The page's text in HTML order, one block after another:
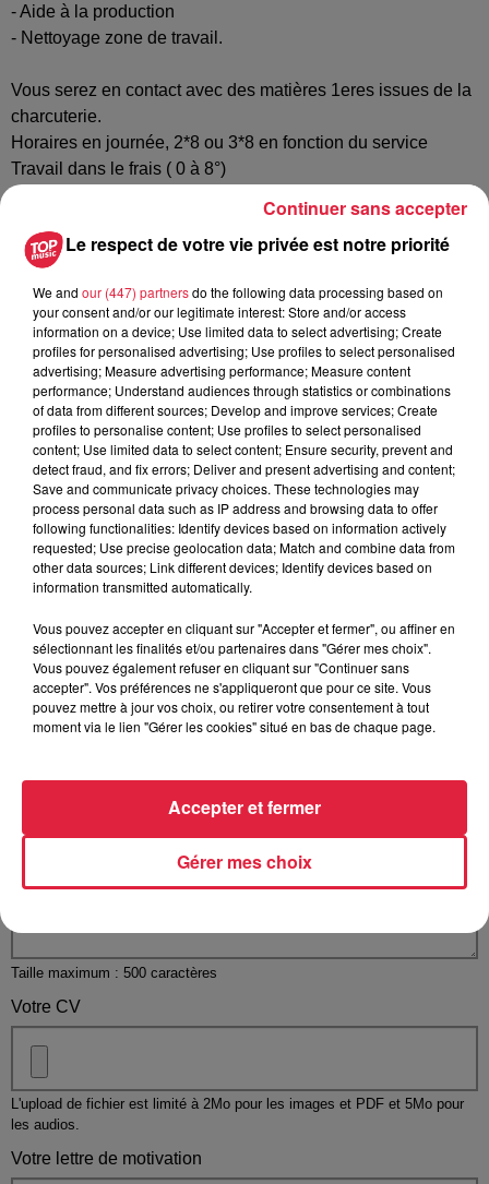
- Aide à la production
- Nettoyage zone de travail.
Vous serez en contact avec des matières 1eres issues de la
charcuterie.
Horaires en journée, 2*8 ou 3*8 en fonction du service
Travail dans le frais ( 0 à 8°)
conditionnement Traiteur H/F
Votre nom*
Votre e-mail*
Votre n° de téléphone*
Taille maximum : 500 caractères
Votre CV
L'upload de fichier est limité à 2Mo pour les images et PDF et 5Mo pour
les audios.
Votre lettre de motivation
Le respect de votre vie privée est notre priorité
We and our (447) partnersdo the following data processing based on
your consent and/or our legitimate interest: Store and/or access
information on a device; Use limited data to select advertising; Create
profiles for personalised advertising; Use profiles to select personalised
advertising; Measure advertising performance; Measure content
performance; Understand audiences through statistics or combinations
of data from different sources; Develop and improve services; Create
profiles to personalise content; Use profiles to select personalised
content; Use limited data to select content; Ensure security, prevent and
detect fraud, and fix errors; Deliver and present advertising and content;
Save and communicate privacy choices. These technologies may
process personal data such as IP address and browsing data to offer
following functionalities: Identify devices based on information actively
requested; Use precise geolocation data; Match and combine data from
other data sources; Link different devices; Identify devices based on
information transmitted automatically.
Vous pouvez accepter en cliquant sur "Accepter et fermer", ou affiner en
sélectionnant les finalités et/ou partenaires dans "Gérer mes choix".
Vous pouvez également refuser en cliquant sur "Continuer sans
accepter". Vos préférences ne s'appliqueront que pour ce site. Vous
pouvez mettre à jour vos choix, ou retirer votre consentement à tout
moment via le lien "Gérer les cookies" situé en bas de chaque page.
Gérer mes choix
Accepter et fermer
Continuer sans accepter